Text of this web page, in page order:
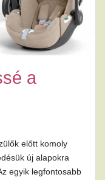
a
előtt komoly
új alapokra
egyik legfontosabb